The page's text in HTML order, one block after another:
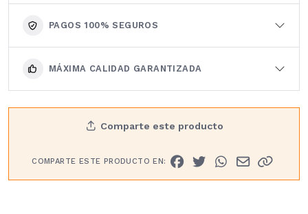
PAGOS 100% SEGUROS
MÁXIMA CALIDAD GARANTIZADA
Comparte este producto
COMPARTE ESTE PRODUCTO EN: